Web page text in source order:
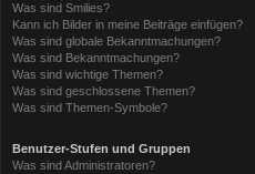
Was sind Smilies?
Kann ich Bilder in meine Beiträge einfügen?
Was sind globale Bekanntmachungen?
Was sind Bekanntmachungen?
Was sind wichtige Themen?
Was sind geschlossene Themen?
Was sind Themen-Symbole?
Benutzer-Stufen und Gruppen
Was sind Administratoren?